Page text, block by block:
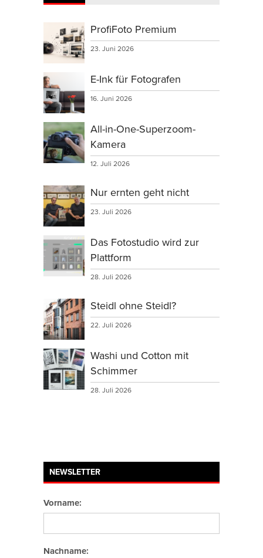
ProfiFoto Premium
23. Juni 2026
E-Ink für Fotografen
16. Juni 2026
All-in-One-Superzoom-
Kamera
12. Juli 2026
Nur ernten geht nicht
23. Juli 2026
Das Fotostudio wird zur
Plattform
28. Juli 2026
Steidl ohne Steidl?
22. Juli 2026
Washi und Cotton mit
Schimmer
28. Juli 2026
NEWSLETTER
Vorname:
Nachname: